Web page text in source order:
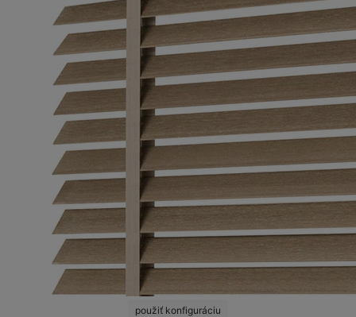
použiť konfiguráciu